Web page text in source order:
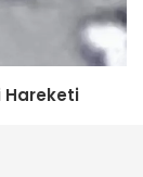
Hareketi